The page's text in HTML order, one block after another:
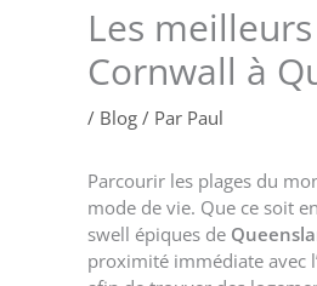
Les
Cornwall à
/ Blog / Par Paul
Parcourir les plages du
mode de vie. Que ce soit
swell épiques de
proximité immédiate avec